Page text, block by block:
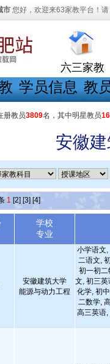
市 您好，欢迎来63家教平台！请
六三家教
学员信息 教
册教员3809名，其中明星教员
安徽
1 [2] [3] [4]
学校
专业
安徽建筑大学
能源与动力工程
小学语文,
二语文,
初一初二
文, 初三英
化学, 初
二数学,
高三英语,